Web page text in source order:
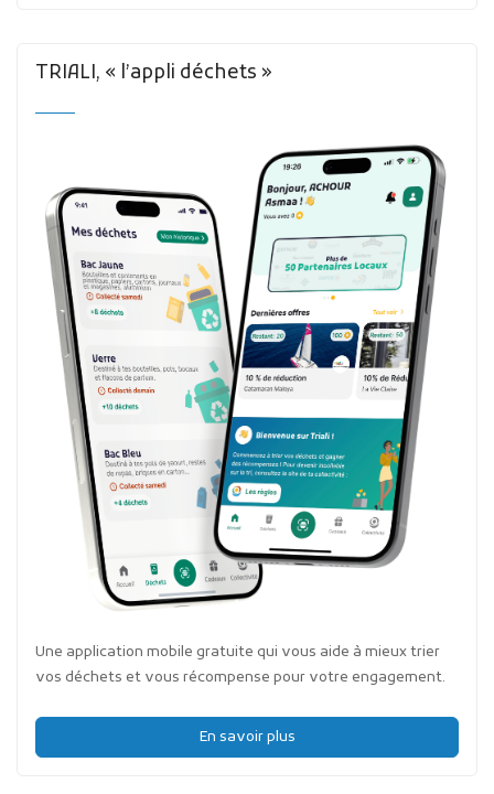
TRIALI, « l’appli déchets »
Une application mobile gratuite qui vous aide à mieux trier
vos déchets et vous récompense pour votre engagement.
En savoir plus